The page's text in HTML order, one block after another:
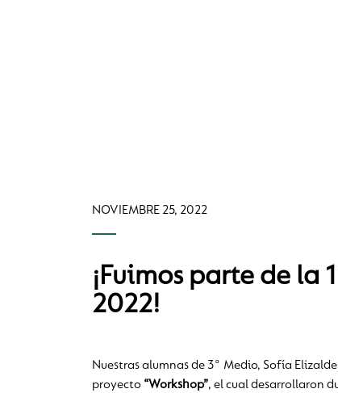
NOVIEMBRE 25, 2022
¡Fuimos parte de la
2022!
Nuestras alumnas de 3° Medio, Sofía
proyecto “Workshop”, el cual desarrollaron